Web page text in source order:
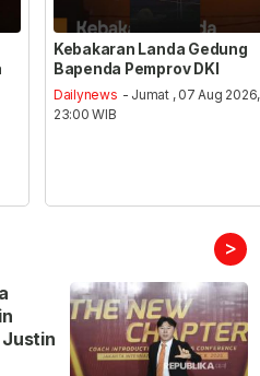
Kebakaran Landa Gedung
Bapenda Pemprov DKI
Dailynews - Jumat , 07 Aug 2026,
23:00 WIB
>
Justin